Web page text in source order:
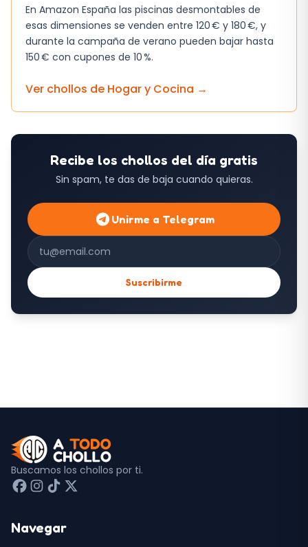
En Amazon España las piscinas desmontables de
esas dimensiones se venden entre 120 € y 180 €, y
durante la campaña de verano pueden bajar hasta
150 € con cupones de 10 %.
Ver chollos de Hogar y Cocina →
Recibe los chollos del día gratis
Sin spam, te das de baja cuando quieras.
Unirme a Telegram
Correo electrónico
Suscribirme
Buscamos los chollos por ti.
Navegar